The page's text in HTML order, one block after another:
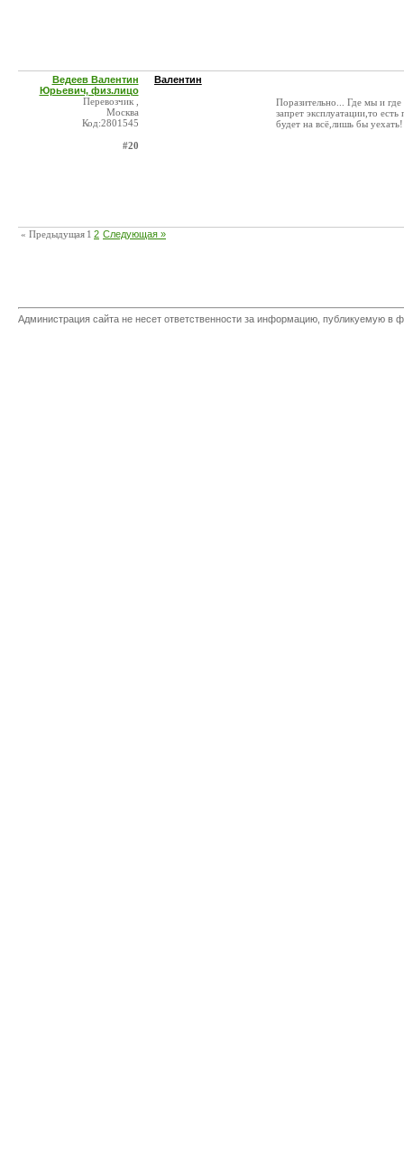
Ведеев Валентин
Юрьевич, физ.лицо
Перевозчик ,
Москва
Код:2801545
#20
Валентин
Поразительно... Где мы и
запрет эксплуатации,то
будет на всё,лишь бы уехать!
« Предыдущая 1 2 Следующая »
Администрация сайта не несет ответственности за информацию, публикуемую